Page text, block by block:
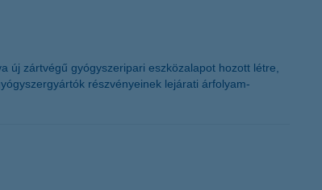
új zártvégű gyógyszeripari eszközalapot hozott létre,
részvényeinek lejárati árfolyam-